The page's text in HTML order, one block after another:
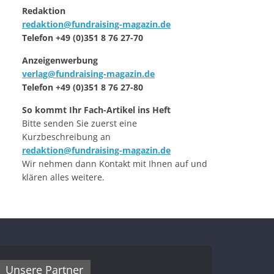
Redaktion
redaktion@fundraising-magazin.de
Telefon +49 (0)351 8 76 27-70
Anzeigenwerbung
verlag@fundraising-magazin.de
Telefon +49 (0)351 8 76 27-80
So kommt Ihr Fach-Artikel ins Heft
Bitte senden Sie zuerst eine
Kurzbeschreibung an
redaktion@fundraising-magazin.de
Wir nehmen dann Kontakt mit Ihnen auf und
klären alles weitere.
Unsere Partner